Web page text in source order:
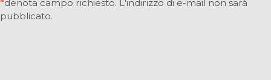
*denota campo richiesto. L'indirizzo di e-mail non sarà
pubblicato.